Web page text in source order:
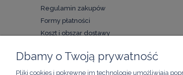
Regulamin zakupów
Formy płatności
Koszt i obszar dostawy
Dbamy o Twoją prywatność
Pliki cookies i pokrewne im technologie umożliwiają